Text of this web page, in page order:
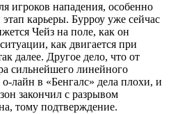
игроков нападения, особенно
карьеры. Бурроу уже сейчас
Чейз на поле, как он
как двигается при
далее. Другое дело, что от
сильнейшего линейного
лайн в «Бенгалс» дела плохи, и
закончил с разрывом
тому подтверждение.